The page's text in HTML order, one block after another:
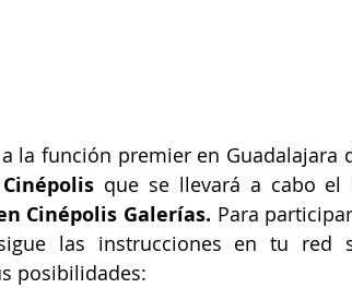
la función premier en Guadalajara
que se llevará a cabo el
Cinépolis Galerías. Para
las instrucciones en tu red
posibilidades: